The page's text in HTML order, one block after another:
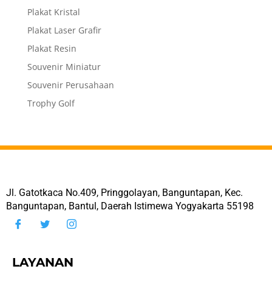
Plakat Kristal
Plakat Laser Grafir
Plakat Resin
Souvenir Miniatur
Souvenir Perusahaan
Trophy Golf
Jl. Gatotkaca No.409, Pringgolayan, Banguntapan, Kec.
Banguntapan, Bantul, Daerah Istimewa Yogyakarta 55198
LAYANAN